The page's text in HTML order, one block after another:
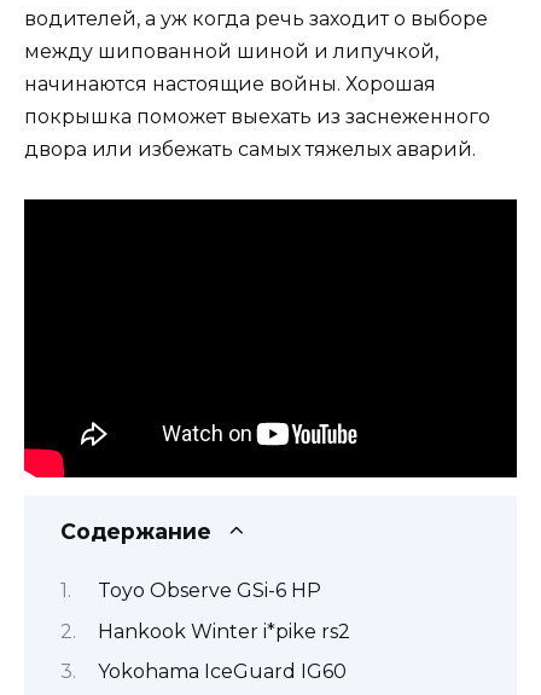
водителей, а уж когда речь заходит о выборе
между шипованной шиной и липучкой,
начинаются настоящие войны. Хорошая
покрышка поможет выехать из заснеженного
двора или избежать самых тяжелых аварий.
Содержание
Toyo Observe GSi-6 HP
Hankook Winter i*pike rs2
Yokohama IceGuard IG60